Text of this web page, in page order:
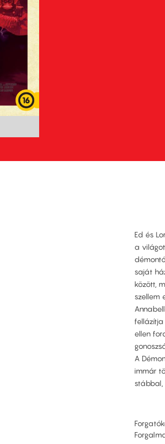
Ed és
a
saját
között,
szellem
ellen
A
immár
stábbal,